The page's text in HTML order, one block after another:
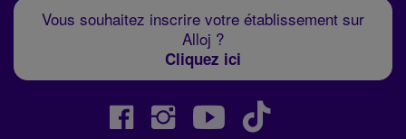
Vous souhaitez inscrire votre établissement sur
Alloj ?
Cliquez ici